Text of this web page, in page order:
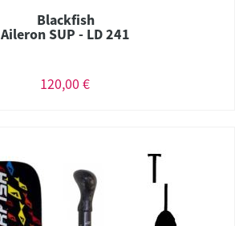
Blackfish
Aileron SUP - LD 241
120,00 €